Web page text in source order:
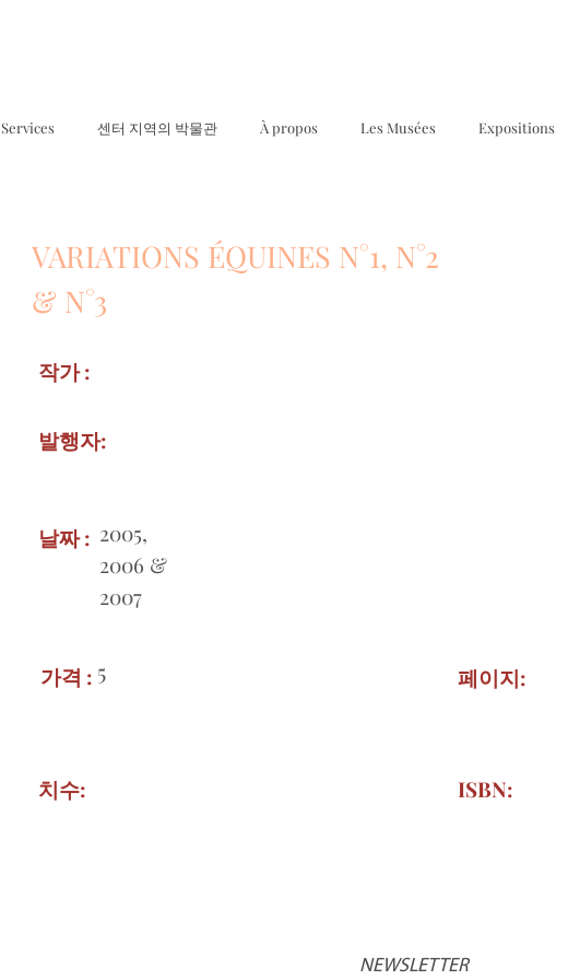
Services 센터 지역의 박물관 À propos Les Musées Expositions
VARIATIONS ÉQUINES N°1, N°2
& N°3
작가 :
발행자:
2005,
2006 &
2007
날짜 :
5
가격 : 페이지:
치수: ISBN:
NEWSLETTER